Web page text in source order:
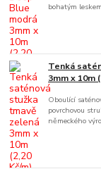
bohatým
Tenká
3mm x 10m
Oboulící
povrchovou
německého